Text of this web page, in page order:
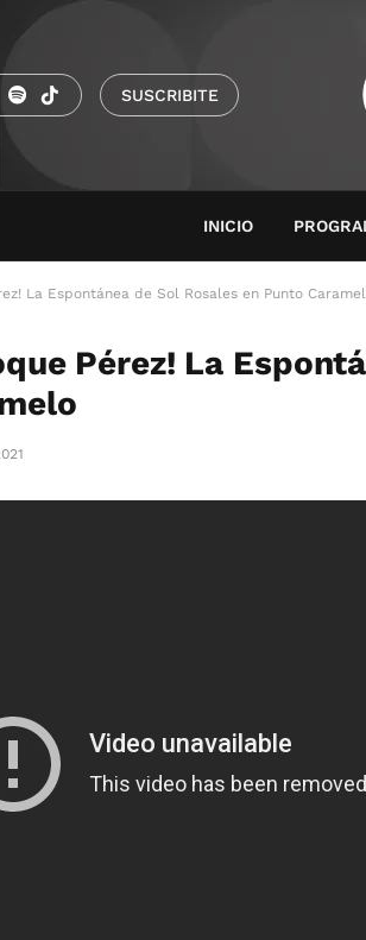
SUSCRIBITE
INICIO
La Espontánea de Sol Rosales en Punto
Pérez! La